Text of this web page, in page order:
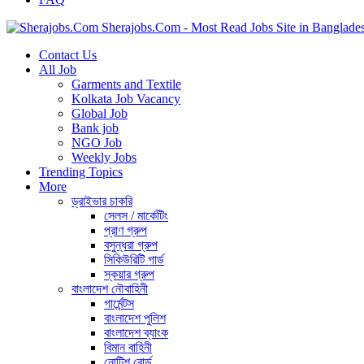
Sherajobs.Com - Most Read Jobs Site in
Contact Us
All Job
Garments and Textile
Kolkata Job Vacancy
Global Job
Bank job
NGO Job
Weekly Jobs
Trending Topics
More
ড্রাইভার চাকরি
সেলস / মার্কেটিং
প্রাণ গ্রুপ
বসুন্ধরা গ্রুপ
সিকিউরিটি গার্ড
স্কয়ার গ্রুপ
বাংলাদেশ নৌবাহিনী
গার্মেন্টস
বাংলাদেশ পুলিশ
বাংলাদেশ ব্যাংক
বিমান বাহিনী